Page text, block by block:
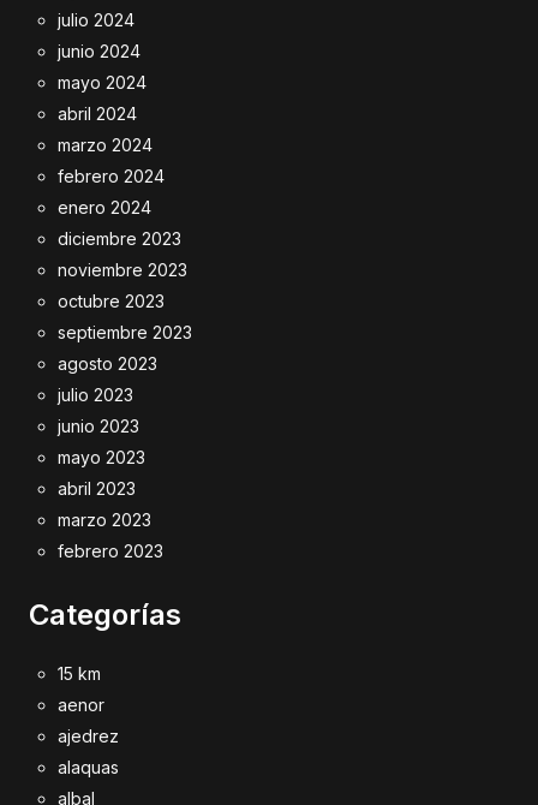
julio 2024
junio 2024
mayo 2024
abril 2024
marzo 2024
febrero 2024
enero 2024
diciembre 2023
noviembre 2023
octubre 2023
septiembre 2023
agosto 2023
julio 2023
junio 2023
mayo 2023
abril 2023
marzo 2023
febrero 2023
Categorías
15 km
aenor
ajedrez
alaquas
albal